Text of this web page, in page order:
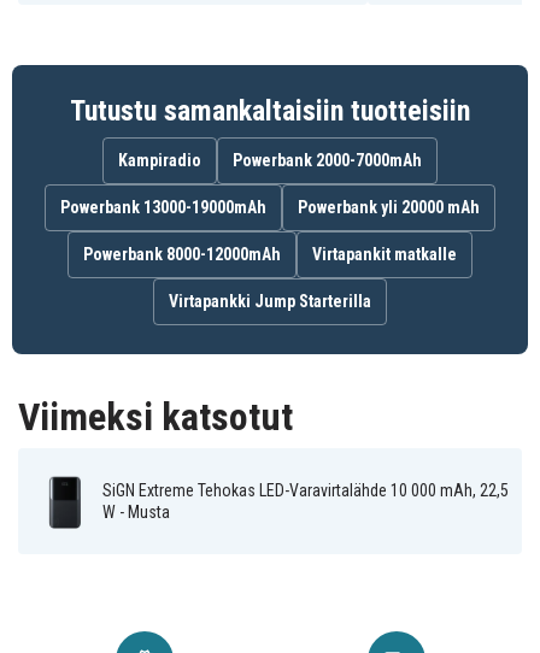
ansiosta tätä laturia on helppo pitää kädessä, se on
kannettava. Täydellinen kumppani juhliin, deittailuun,
pitkän matkan matkoille, työmatkoille ja lentomatkoille.
Ylivertainen turvallisuus
CE- ja FCC-sertifioitu, palonestoaineilla ja
sisäänrakennetulla älypiirillä varustettu, suojaa
ylilataukselta, oikosululta ja ylipurkaukselta, suojaten
siten laitteitasi. Voit ladata laitteitasi turvallisesti.
Merkki: SiGN
Tuotetyyppi: Varavirtalähde
Väri: Musta
Akun kapasiteetti: 10 000 mAh / 3,7 V
Tutustu samankaltaisiin tuotteisiin
Kampiradio Powerbank 2000-7000mAh
Powerbank 13000-19000mAh Powerbank yli 20000 mAh
Powerbank 8000-12000mAh Virtapankit matkalle
Virtapankki Jump Starterilla
Viimeksi katsotut
SiGN Extreme Tehokas LED-Varavirtalähde 10 000 mAh, 22,5
W - Musta